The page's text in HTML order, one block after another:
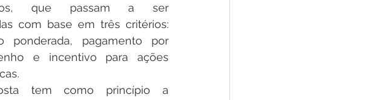
que passam a ser
com base em três critérios:
ponderada, pagamento por
e incentivo para ações
tem como princípio a